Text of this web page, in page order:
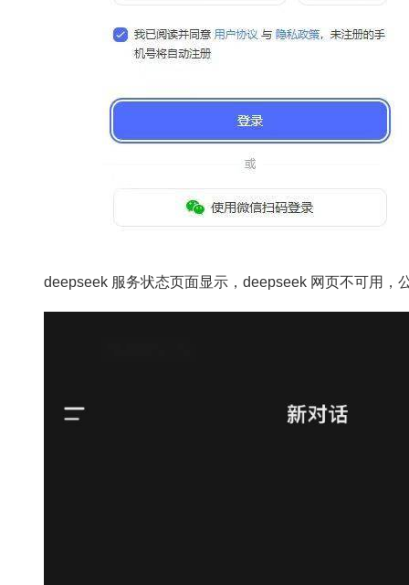
deepseek 服务状态页面显示，deepseek 网页不可用，